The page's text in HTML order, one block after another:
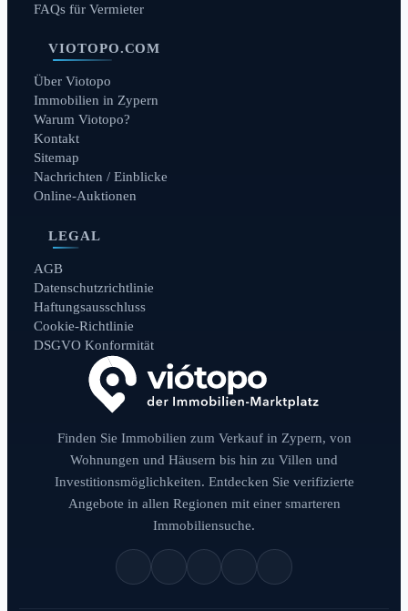
FAQs für Vermieter
VIOTOPO.COM
Über Viotopo
Immobilien in Zypern
Warum Viotopo?
Kontakt
Sitemap
Nachrichten / Einblicke
Online-Auktionen
LEGAL
AGB
Datenschutzrichtlinie
Haftungsausschluss
Cookie-Richtlinie
DSGVO Konformität
Finden Sie Immobilien zum Verkauf in Zypern, von
Wohnungen und Häusern bis hin zu Villen und
Investitionsmöglichkeiten. Entdecken Sie verifizierte
Angebote in allen Regionen mit einer smarteren
Immobiliensuche.